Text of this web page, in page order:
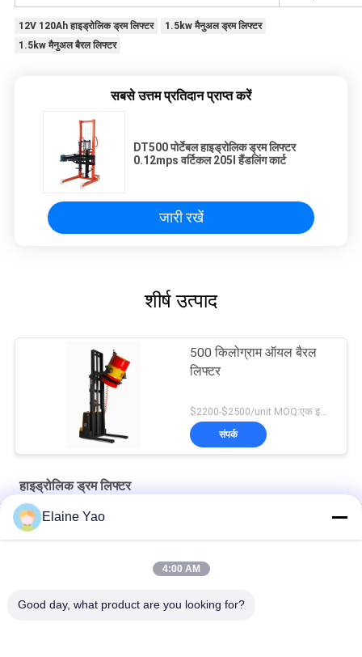
12V 120Ah हाइड्रोलिक ड्रम लिफ्टर
1.5kw मैनुअल ड्रम लिफ्टर
1.5kw मैनुअल बैरल लिफ्टर
सबसे उत्तम प्रतिदान प्राप्त करें
DT500 पोर्टेबल हाइड्रोलिक ड्रम लिफ्टर
0.12mps वर्टिकल 205l हैंडलिंग कार्ट
जारी रखें
शीर्ष उत्पाद
500 किलोग्राम ऑयल बैरल
लिफ्टर
$2200-$2500/unit MOQ:एक इकाई
संपर्क
हाइड्रोलिक ड्रम लिफ्टर
1.5kw 12V 120Ah मैनुअल बैरल हाइड्रोलिक ड्रम लिफ्टर
Elaine Yao
4:00 AM
Good day, what product are you looking for?